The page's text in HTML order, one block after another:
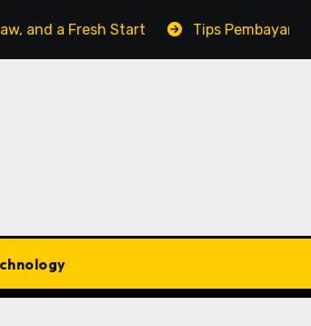
Start Tips Pembayaran Tokopedia